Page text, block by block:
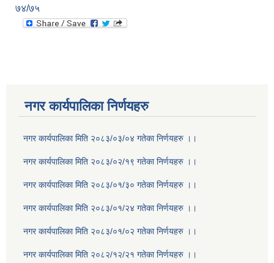
७४/७५
नगर कार्यपालिका निर्णयहरु
नगर कार्यपालिका मिति २०८३/०३/०४ गतेका निर्णयहरु ।।
नगर कार्यपालिका मिति २०८३/०२/१९ गतेका निर्णयहरु ।।
नगर कार्यपालिका मिति २०८३/०१/३० गतेका निर्णयहरु ।।
नगर कार्यपालिका मिति २०८३/०१/२४ गतेका निर्णयहरु ।।
नगर कार्यपालिका मिति २०८३/०१/०२ गतेका निर्णयहरु ।।
नगर कार्यपालिका मिति २०८२/१२/२१ गतेका निर्णयहरु ।।